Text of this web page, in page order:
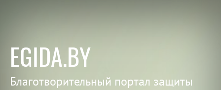
EGIDA.BY
Благотворительный портал защиты